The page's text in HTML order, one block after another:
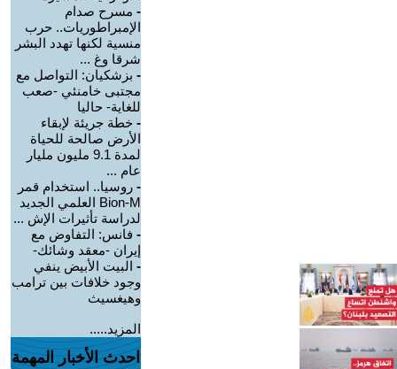
- مسرح صدام
الإمبراطوريات.. حرب
منسية لكنها تهدد البشر
شرقا وغ ...
- بزشكيان: التواصل مع
مجتبى خامنئي -صعب
للغاية- حاليا
- خطة جريئة لإبقاء
الأرض صالحة للحياة
لمدة 9.1 مليون مليار
عام ...
- روسيا.. استخدام قمر
Bion-M العلمي الجديد
لدراسة تأثيرات الإش ...
- فانس: التفاوض مع
إيران -معقد وشائك-
- البيت الأبيض ينفي
وجود خلافات بين ترامب
وهيغسيث
المزيد.....
احدث الأخبار المهمة